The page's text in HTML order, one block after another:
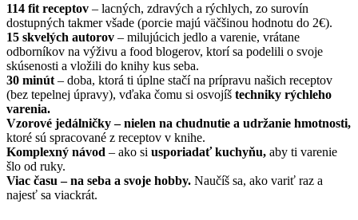
114 fit receptov – lacných, zdravých a rýchlych, zo surovín
dostupných takmer všade (porcie majú väčšinou hodnotu do 2€).
15 skvelých autorov – milujúcich jedlo a varenie, vrátane
odborníkov na výživu a food blogerov, ktorí sa podelili o svoje
skúsenosti a vložili do knihy kus seba.
30 minút – doba, ktorá ti úplne stačí na prípravu našich receptov
(bez tepelnej úpravy), vďaka čomu si osvojíš techniky rýchleho
varenia.
Vzorové jedálničky – nielen na chudnutie a udržanie hmotnosti,
ktoré sú spracované z receptov v knihe.
Komplexný návod – ako si usporiadať kuchyňu, aby ti varenie
šlo od ruky.
Viac času – na seba a svoje hobby. Naučíš sa, ako variť raz a
najesť sa viackrát.